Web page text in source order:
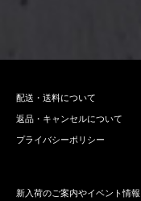
配送・送料について
返品・キャンセルについて
プライバシーポリシー
新入荷のご案内やイベント情報